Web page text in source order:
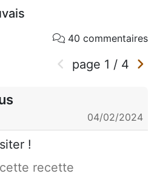
40 commentaires
page 1 / 4
04/02/2024
!
recette